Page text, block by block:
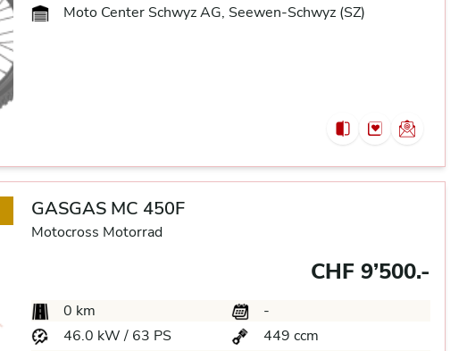
Moto Center Schwyz AG, Seewen-Schwyz (SZ)
GASGAS MC 450F
Motocross Motorrad
CHF 9’500.-
0 km
-
46.0 kW / 63 PS
449 ccm